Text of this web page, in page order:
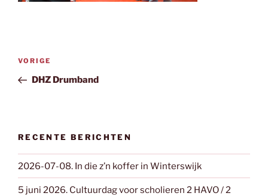
Bericht
Vorig
bericht
VORIGE
DHZ Drumband
RECENTE BERICHTEN
2026-07-08. In die z’n koffer in Winterswijk
5 juni 2026. Cultuurdag voor scholieren 2 HAVO / 2